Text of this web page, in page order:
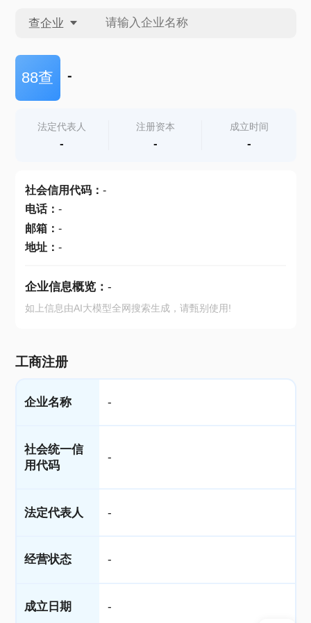
查企业
查企业
查产地
88查 -
法定代表人
-
注册资本
-
成立时间
-
社会信用代码： -
电话： -
邮箱： -
地址： -
企业信息概览： -
如上信息由AI大模型全网搜索生成，请甄别使用!
工商注册
企业名称 -
社会统一信
用代码
-
法定代表人 -
经营状态 -
成立日期 -